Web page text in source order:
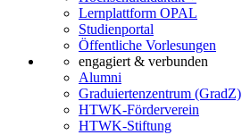
Lernplattform OPAL
Studienportal
Öffentliche Vorlesungen
engagiert & verbunden
Alumni
Graduiertenzentrum (GradZ)
HTWK-Förderverein
HTWK-Stiftung